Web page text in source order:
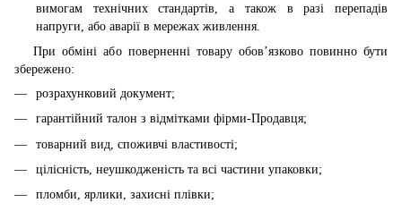
вимогам технічних стандартів, а також в разі перепадів
напруги, або аварії в мережах живлення.
При обміні або поверненні товару обов’язково повинно бути
збережено:
розрахунковий документ;
гарантійний талон з відмітками фірми-Продавця;
товарний вид, споживчі властивості;
цілісність, неушкодженість та всі частини упаковки;
пломби, ярлики, захисні плівки;